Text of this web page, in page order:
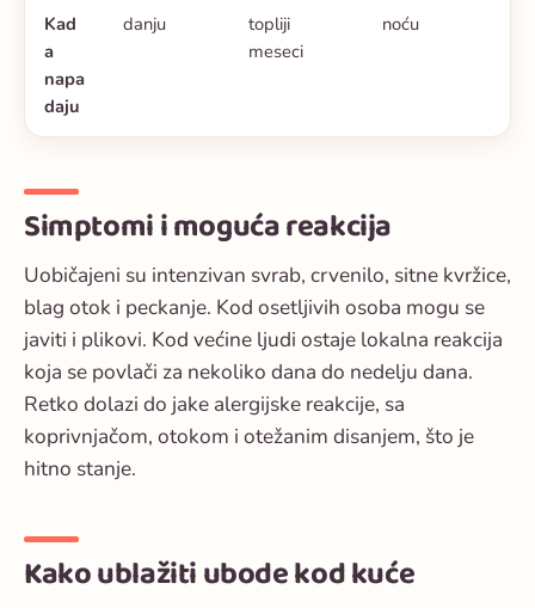
Kad
a
napa
daju
danju
topliji
meseci
noću
Simptomi i moguća reakcija
Uobičajeni su intenzivan svrab, crvenilo, sitne kvržice,
blag otok i peckanje. Kod osetljivih osoba mogu se
javiti i plikovi. Kod većine ljudi ostaje lokalna reakcija
koja se povlači za nekoliko dana do nedelju dana.
Retko dolazi do jake alergijske reakcije, sa
koprivnjačom, otokom i otežanim disanjem, što je
hitno stanje.
Kako ublažiti ubode kod kuće